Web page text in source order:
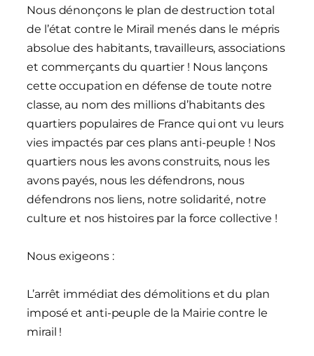
Nous dénonçons le plan de destruction total
de l’état contre le Mirail menés dans le mépris
absolue des habitants, travailleurs, associations
et commerçants du quartier ! Nous lançons
cette occupation en défense de toute notre
classe, au nom des millions d’habitants des
quartiers populaires de France qui ont vu leurs
vies impactés par ces plans anti-peuple ! Nos
quartiers nous les avons construits, nous les
avons payés, nous les défendrons, nous
défendrons nos liens, notre solidarité, notre
culture et nos histoires par la force collective !
Nous exigeons :
L’arrêt immédiat des démolitions et du plan
imposé et anti-peuple de la Mairie contre le
mirail !